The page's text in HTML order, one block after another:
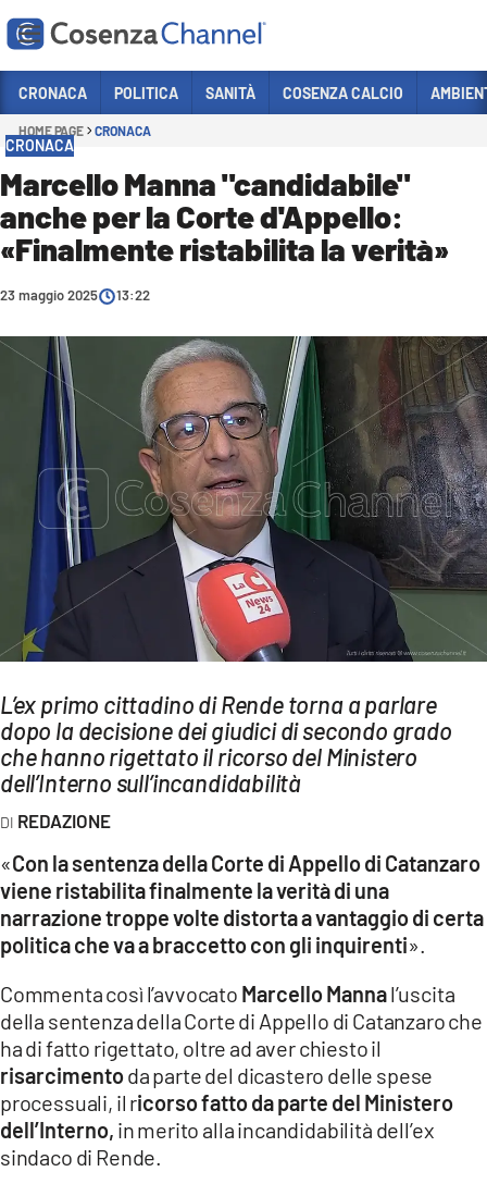
Sezioni
POLITICA
COSENZA CALCIO
ECONOMIA E LAVORO
SANITÀ
SPORT
CULTURA
AMBIENTE
Streaming
LAC TV
LAC NETWORK
LAC ONAIR
LaC
Network
LACPLAY.IT
LACTV.IT
LACONAIR.IT
LACITYMAG.IT
ILREGGINO.IT
ILVIBONESE.IT
CATANZAROCHANNEL.IT
LACAPITALENEWS.IT
App
CRONACA POLITICA SANITÀ COSENZA CALCIO
HOME PAGE CRONACA
CRONACA
Marcello Manna "candidabile"
anche per la Corte d'Appello:
«Finalmente ristabilita la verità»
23 maggio 2025 13:22
L’ex primo cittadino di Rende torna a parlare
dopo la decisione dei giudici di secondo grado
che hanno rigettato il ricorso del Ministero
dell’Interno sull’incandidabilità
REDAZIONE
«Con la sentenza della Corte di Appello di Catanzaro
viene ristabilita finalmente la verità di una
narrazione troppe volte distorta a vantaggio di certa
politica che va a braccetto con gli inquirenti».
Commenta così l’avvocato Marcello Mannal’uscita
della sentenza della Corte di Appello di Catanzaro che
ha di fatto rigettato, oltre ad aver chiesto il
risarcimentoda parte del dicastero delle spese
processuali, il ricorso fatto da parte del Ministero
dell’Interno, in merito alla incandidabilità dell’ex
sindaco di Rende.